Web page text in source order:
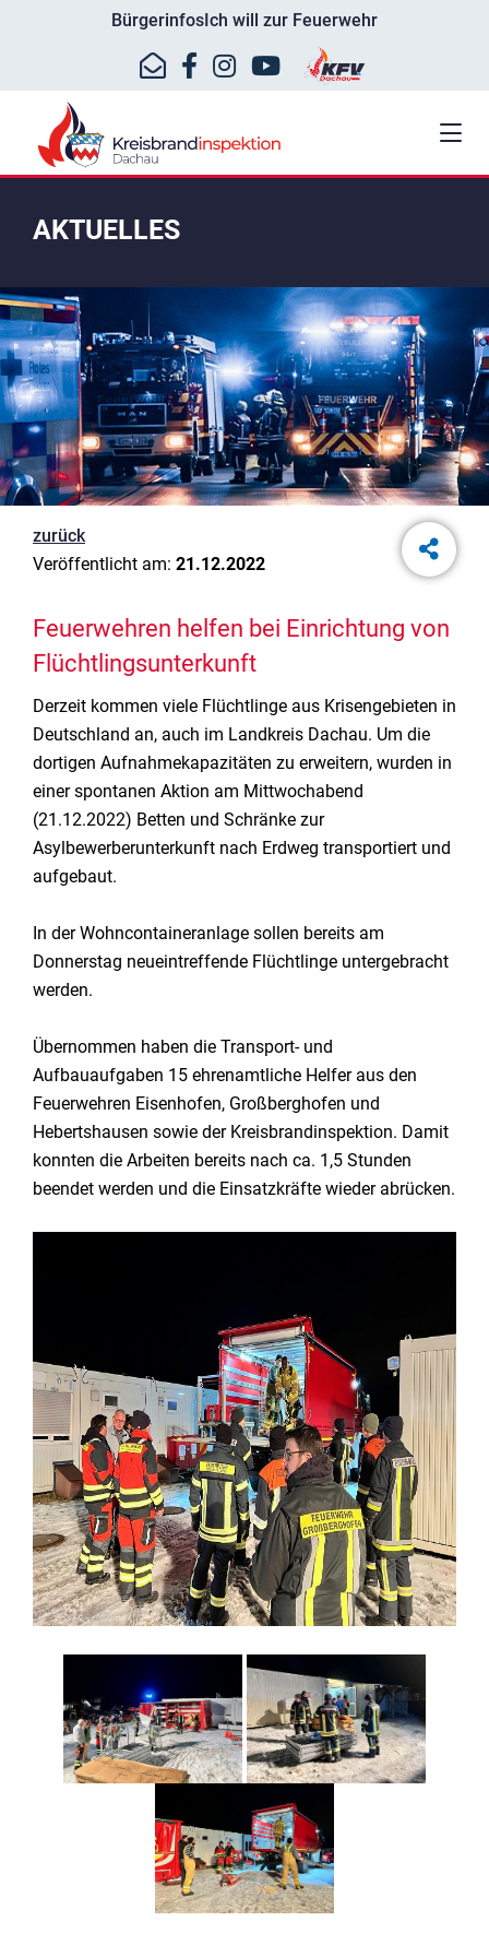
BürgerinfosIch will zur Feuerwehr
AKTUELLES
zurück
Veröffentlicht am: 21.12.2022
Feuerwehren helfen bei Einrichtung von
Flüchtlingsunterkunft
Derzeit kommen viele Flüchtlinge aus Krisengebieten in
Deutschland an, auch im Landkreis Dachau. Um die
dortigen Aufnahmekapazitäten zu erweitern, wurden in
einer spontanen Aktion am Mittwochabend
(21.12.2022) Betten und Schränke zur
Asylbewerberunterkunft nach Erdweg transportiert und
aufgebaut.
In der Wohncontaineranlage sollen bereits am
Donnerstag neueintreffende Flüchtlinge untergebracht
werden.
Übernommen haben die Transport- und
Aufbauaufgaben 15 ehrenamtliche Helfer aus den
Feuerwehren Eisenhofen, Großberghofen und
Hebertshausen sowie der Kreisbrandinspektion. Damit
konnten die Arbeiten bereits nach ca. 1,5 Stunden
beendet werden und die Einsatzkräfte wieder abrücken.